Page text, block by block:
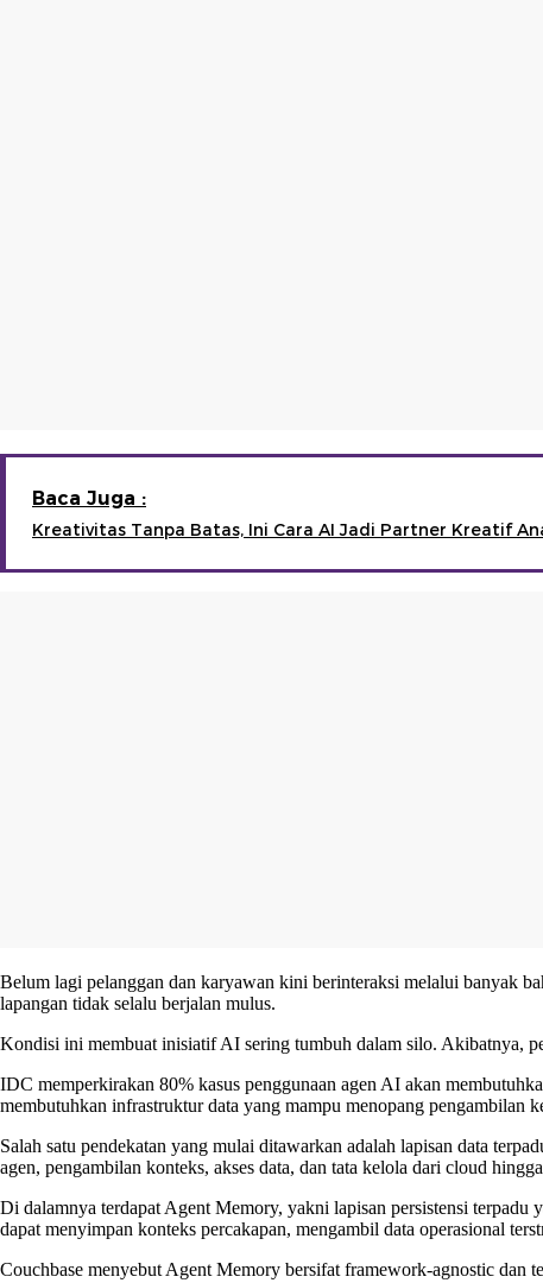
Baca Juga :
Kreativitas Tanpa Batas, Ini Cara AI Jadi Partner Kreatif
Belum lagi pelanggan dan karyawan kini berinteraksi melalui banyak
lapangan tidak selalu berjalan mulus.
Kondisi ini membuat inisiatif AI sering tumbuh dalam silo. Akibatnya,
IDC memperkirakan 80% kasus penggunaan agen AI akan
membutuhkan infrastruktur data yang mampu menopang pengambilan
Salah satu pendekatan yang mulai ditawarkan adalah lapisan data
agen, pengambilan konteks, akses data, dan tata kelola dari cloud
Di dalamnya terdapat Agent Memory, yakni lapisan persistensi
dapat menyimpan konteks percakapan, mengambil data operasional
Couchbase menyebut Agent Memory bersifat framework-agnostic